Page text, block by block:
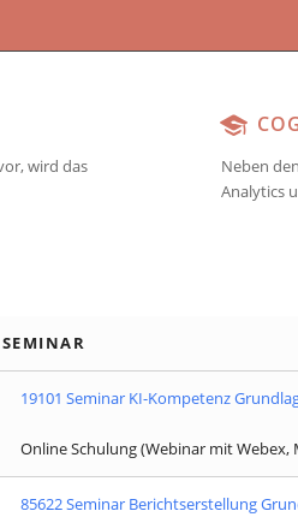
wird das
Neben
Analytics
SEMINAR
19101 Seminar KI-Kompetenz
Online Schulung (Webinar mit Webex,
85622 Seminar Berichtserstellung